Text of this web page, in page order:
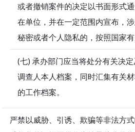
或者撤销案件的决定以书面形式
在单位，并在一定范围内宣布，
秘密或者个人隐私的，按照国家有
(七) 承办部门应当将处分有关决
调查人本人档案，同时汇集有关
的工作档案。
严禁以威胁、引诱、欺骗等非法方